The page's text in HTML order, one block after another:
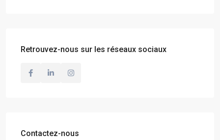
Retrouvez-nous sur les réseaux sociaux
Contactez-nous